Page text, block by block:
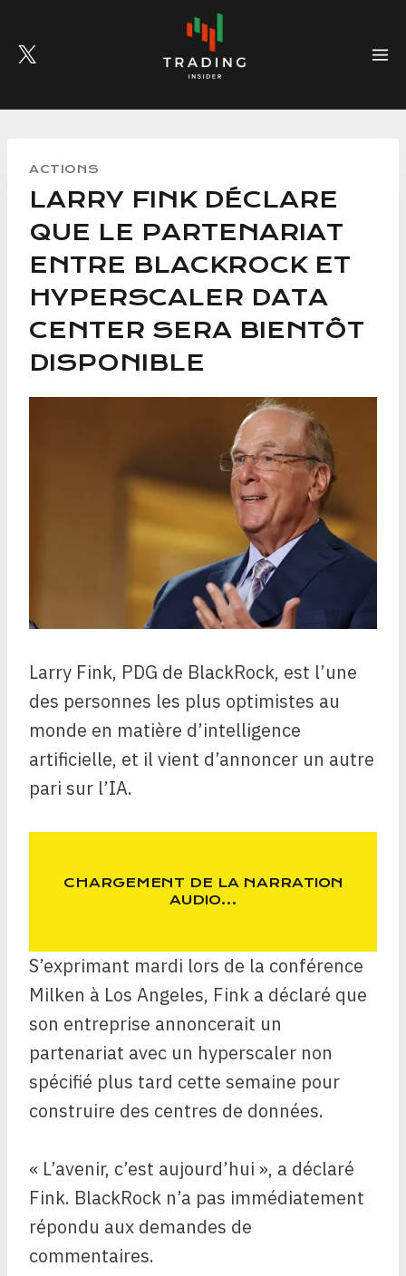
content
ACTIONS
LARRY FINK DÉCLARE
QUE LE PARTENARIAT
ENTRE BLACKROCK ET
HYPERSCALER DATA
CENTER SERA BIENTÔT
DISPONIBLE
Larry Fink, PDG de BlackRock, est l’une
des personnes les plus optimistes au
monde en matière d’intelligence
artificielle, et il vient d’annoncer un autre
pari sur l’IA.
CHARGEMENT DE LA NARRATION
AUDIO…
S’exprimant mardi lors de la conférence
Milken à Los Angeles, Fink a déclaré que
son entreprise annoncerait un
partenariat avec un hyperscaler non
spécifié plus tard cette semaine pour
construire des centres de données.
« L’avenir, c’est aujourd’hui », a déclaré
Fink. BlackRock n’a pas immédiatement
répondu aux demandes de
commentaires.